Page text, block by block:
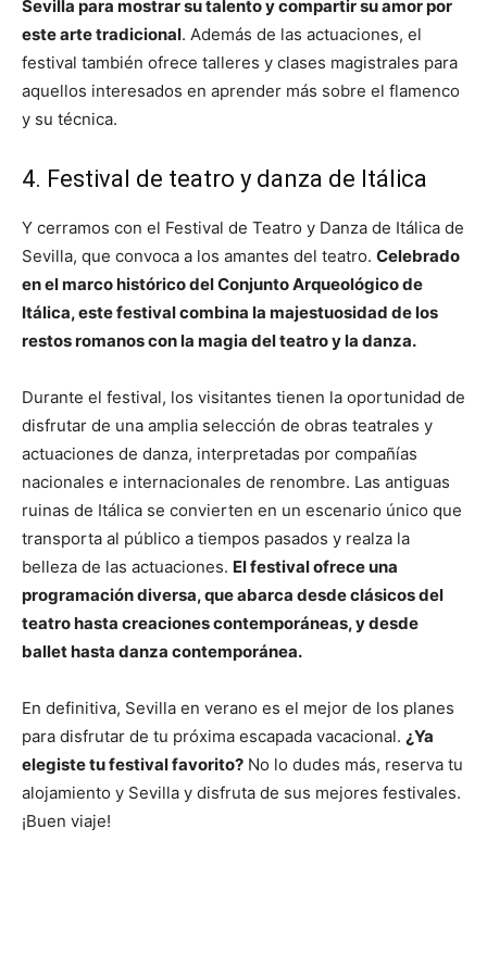
Sevilla para mostrar su talento y compartir su amor por
este arte tradicional. Además de las actuaciones, el
festival también ofrece talleres y clases magistrales para
aquellos interesados en aprender más sobre el flamenco
y su técnica.
4. Festival de teatro y danza de Itálica
Y cerramos con el Festival de Teatro y Danza de Itálica de
Sevilla, que convoca a los amantes del teatro. Celebrado
en el marco histórico del Conjunto Arqueológico de
Itálica, este festival combina la majestuosidad de los
restos romanos con la magia del teatro y la danza.
Durante el festival, los visitantes tienen la oportunidad de
disfrutar de una amplia selección de obras teatrales y
actuaciones de danza, interpretadas por compañías
nacionales e internacionales de renombre. Las antiguas
ruinas de Itálica se convierten en un escenario único que
transporta al público a tiempos pasados y realza la
belleza de las actuaciones. El festival ofrece una
programación diversa, que abarca desde clásicos del
teatro hasta creaciones contemporáneas, y desde
ballet hasta danza contemporánea.
En definitiva, Sevilla en verano es el mejor de los planes
para disfrutar de tu próxima escapada vacacional. ¿Ya
elegiste tu festival favorito? No lo dudes más, reserva tu
alojamiento y Sevilla y disfruta de sus mejores festivales.
¡Buen viaje!